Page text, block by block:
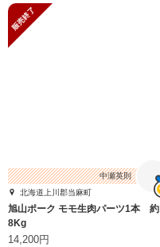
中瀬英則
北海道上川郡当麻町
旭山ポーク モモ生肉パーツ1本 約
8Kg
14,200円